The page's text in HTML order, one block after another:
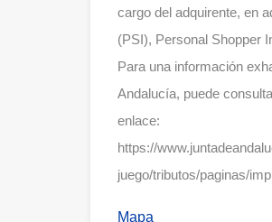
cargo del adquirente, en
(PSI), Personal Shopper
Para una información
Andalucía, puede
enlace:
https://
juego/tributos/paginas/
Mapa